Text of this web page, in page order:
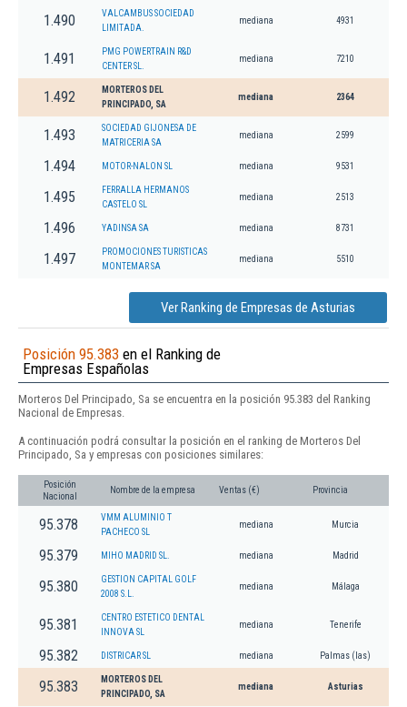
1.490
VALCAMBUS SOCIEDAD
LIMITADA.
mediana 4931
1.491
PMG POWERTRAIN R&D
CENTER SL.
mediana 7210
1.492
MORTEROS DEL
PRINCIPADO, SA
mediana 2364
1.493
SOCIEDAD GIJONESA DE
MATRICERIA SA
mediana 2599
1.494 MOTOR-NALON SL mediana 9531
1.495
FERRALLA HERMANOS
CASTELO SL
mediana 2513
1.496 YADINSA SA mediana 8731
1.497
PROMOCIONES TURISTICAS
MONTEMAR SA
mediana 5510
Ver Ranking de Empresas de Asturias
Posición 95.383 en el Ranking de
Empresas Españolas
Morteros Del Principado, Sa se encuentra en la posición 95.383 del Ranking
Nacional de Empresas.
A continuación podrá consultar la posición en el ranking de Morteros Del
Principado, Sa y empresas con posiciones similares:
Posición
Nacional
Nombre de la empresa Ventas (€) Provincia
95.378
VMM ALUMINIO T
PACHECO SL
mediana Murcia
95.379 MIHO MADRID SL. mediana Madrid
95.380
GESTION CAPITAL GOLF
2008 S.L.
mediana Málaga
95.381
CENTRO ESTETICO DENTAL
INNOVA SL
mediana Tenerife
95.382 DISTRICAR SL mediana Palmas (las)
95.383
MORTEROS DEL
PRINCIPADO, SA
mediana Asturias